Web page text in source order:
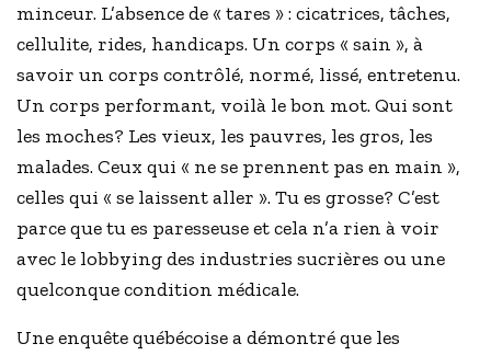
minceur. L’absence de « tares » : cicatrices, tâches,
cellulite, rides, handicaps. Un corps « sain », à
savoir un corps contrôlé, normé, lissé, entretenu.
Un corps performant, voilà le bon mot. Qui sont
les moches? Les vieux, les pauvres, les gros, les
malades. Ceux qui « ne se prennent pas en main »,
celles qui « se laissent aller ». Tu es grosse? C’est
parce que tu es paresseuse et cela n’a rien à voir
avec le lobbying des industries sucrières ou une
quelconque condition médicale.
Une enquête québécoise a démontré que les